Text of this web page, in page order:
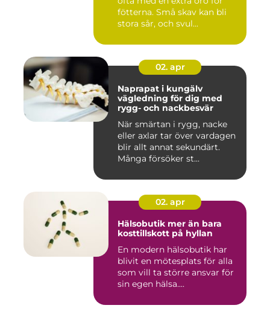
fötterna. Små skav kan bli
stora sår, och svul...
02. apr
Naprapat i kungälv
vägledning för dig med
rygg- och nackbesvär
När smärtan i rygg, nacke
eller axlar tar över vardagen
blir allt annat sekundärt.
Många försöker st...
02. apr
Hälsobutik mer än bara
kosttillskott på hyllan
En modern hälsobutik har
blivit en mötesplats för alla
som vill ta större ansvar för
sin egen hälsa....